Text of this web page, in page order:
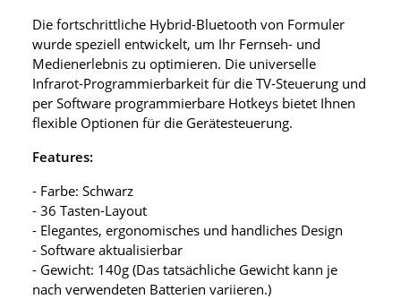
Die fortschrittliche Hybrid-Bluetooth von Formuler
wurde speziell entwickelt, um Ihr Fernseh- und
Medienerlebnis zu optimieren. Die universelle
Infrarot-Programmierbarkeit für die TV-Steuerung und
per Software programmierbare Hotkeys bietet Ihnen
flexible Optionen für die Gerätesteuerung.
Features:
- Farbe: Schwarz
- 36 Tasten-Layout
- Elegantes, ergonomisches und handliches Design
- Software aktualisierbar
- Gewicht: 140g (Das tatsächliche Gewicht kann je
nach verwendeten Batterien variieren.)